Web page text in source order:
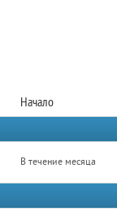
Начало
В течение месяца